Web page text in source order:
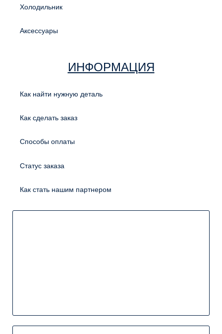
Холодильник
Аксессуары
ИНФОРМАЦИЯ
Как найти нужную деталь
Как сделать заказ
Способы оплаты
Статус заказа
Как стать нашим партнером